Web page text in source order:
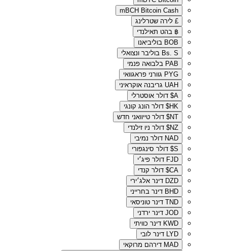
mBCH Bitcoin Cash
£ לירה שטרלינג
฿ בהט תאילנדי
BOB בוליביאנו
Bs. S בוליבר ונצואלי
PAB בלבואה פנמי
PYG גוורני פראגוואי
UAH גריבנה אוקראיני
A$
דולר אוסטרלי
HK$
דולר הונג קונגי
NT$
דולר טייוואני חדש
NZ$
דולר ניו זילנדי
NAD דולר נמיבי
S$
דולר סינגפורי
FJD דולר פיג׳י
CA$
דולר קנדי
DZD דינר אלג׳ירי
BHD דינר בחרייני
TND דינר טוניסאי
JOD דינר ירדני
KWD דינר כוויתי
LYD דינר לובי
MAD דירהם מרוקאי